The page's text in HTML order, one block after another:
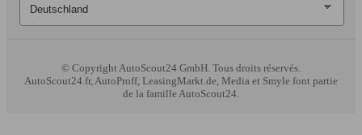
© CopyrightAutoScout24 GmbH. Tous droits réservés.
AutoScout24.fr, AutoProff, LeasingMarkt.de, Media et Smyle font partie
de la famille AutoScout24.